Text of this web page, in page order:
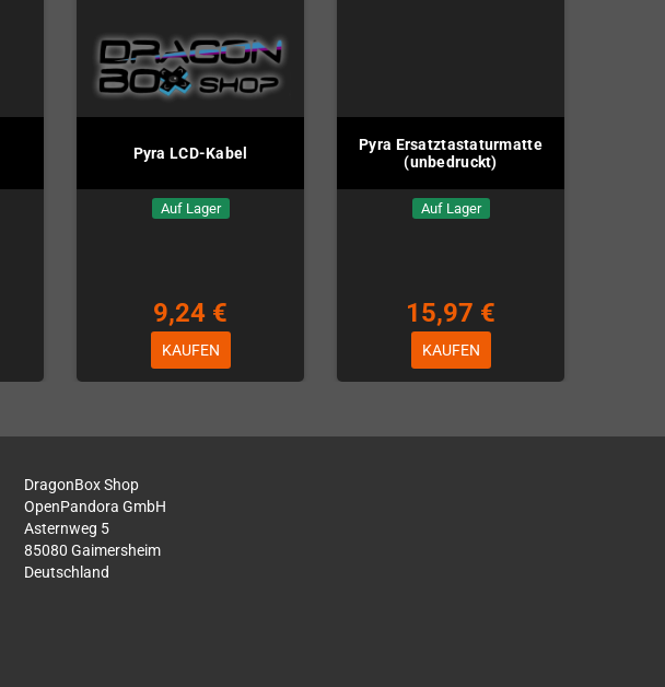
Pyra LCD-Kabel
Auf Lager
9,24 €
KAUFEN
Pyra Ersatztastaturmatte
(unbedruckt)
Auf Lager
15,97 €
KAUFEN
DragonBox Shop
OpenPandora GmbH
Asternweg 5
85080 Gaimersheim
Deutschland